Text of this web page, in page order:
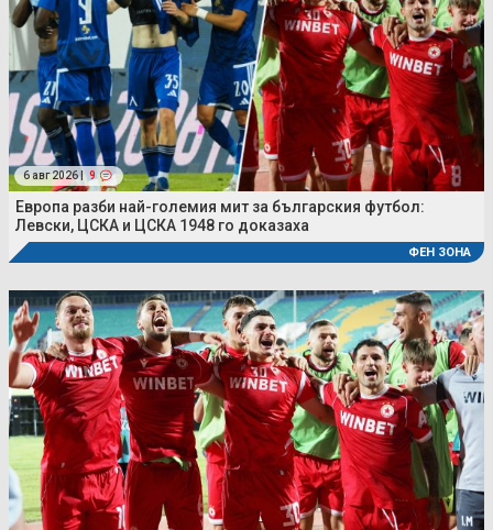
6 авг 2026 | 9
Европа разби най-големия мит за българския футбол:
Левски, ЦСКА и ЦСКА 1948 го доказаха
ФЕН ЗОНА